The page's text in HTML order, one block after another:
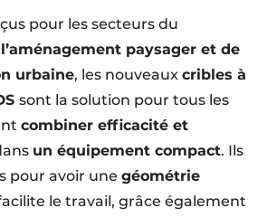
pour les secteurs du
paysager et de
urbaine, les nouveaux cribles à
sont la solution pour tous les
combiner efficacité et
un équipement compact. Ils
pour avoir une géométrie
le travail, grâce également